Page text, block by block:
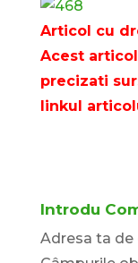
Articol cu
Acest
precizati
linkul
Introdu
Adresa ta de